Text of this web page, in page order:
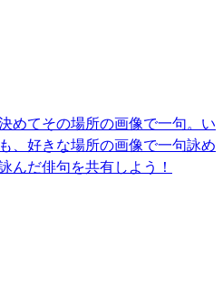
めてその場所の画像で一句。い
、好きな場所の画像で一句詠め
んだ俳句を共有しよう！